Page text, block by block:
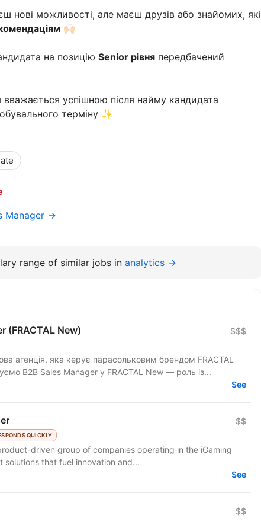
нові можливості, але маєш друзів або знайомих, які
🙌🏻
на позицію Senior рівня передбачений
вважається успішною після найму кандидата
терміну ✨
Manager →
range of similar jobs in analytics →
(FRACTAL New) $$$
агенція, яка керує парасольковим брендом FRACTAL
Group). Запрошуємо B2B Sales Manager у FRACTAL New — роль із...
See
QUICKLY
$$
driven group of companies operating in the iGaming
solutions that fuel innovation and...
See
$$